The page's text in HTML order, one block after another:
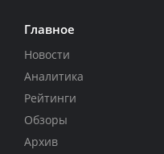
Главное
Новости
Аналитика
Рейтинги
Обзоры
Архив